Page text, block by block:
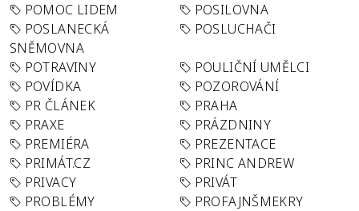
POMOC LIDEM
POSILOVNA
POSLANECKÁ
SNĚMOVNA
POSLUCHAČI
POTRAVINY
POULIČNÍ UMĚLCI
POVÍDKA
POZOROVÁNÍ
PR ČLÁNEK
PRAHA
PRAXE
PRÁZDNINY
PREMIÉRA
PREZENTACE
PRIMÁT.CZ
PRINC ANDREW
PRIVACY
PRIVÁT
PROBLÉMY
PROFAJNŠMEKRY